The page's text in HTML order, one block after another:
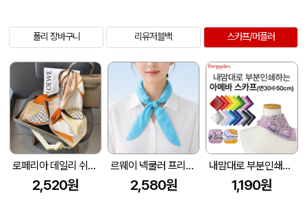
폴리 장바구니 리유저블백 스카프/머플러
로페리아 데일리 쉬폰 70*70 정사각 실크 스카프
2,520원
르웨이 넥쿨러 프리사이즈 쿨스카프
2,580원
내맘대로 부분인쇄하는 아메바 스카프(면30수50cm)
1,190원